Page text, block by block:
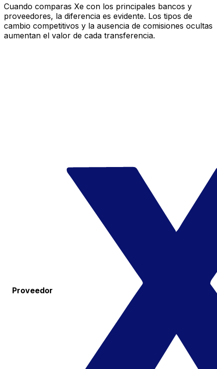
Cuando comparas Xe con los principales bancos y
proveedores, la diferencia es evidente. Los tipos de
cambio competitivos y la ausencia de comisiones ocultas
aumentan el valor de cada transferencia.
Proveedor